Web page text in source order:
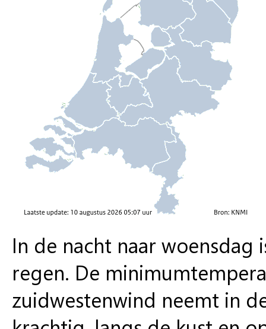
In de nacht naar
regen. De
zuidwestenwind neemt in